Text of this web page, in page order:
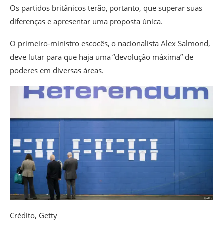
Os partidos britânicos terão, portanto, que superar suas
diferenças e apresentar uma proposta única.
O primeiro-ministro escocês, o nacionalista Alex Salmond,
deve lutar para que haja uma “devolução máxima” de
poderes em diversas áreas.
Crédito, Getty